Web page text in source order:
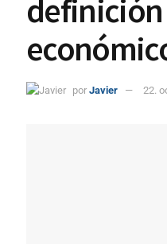
definición
por Javier 22.